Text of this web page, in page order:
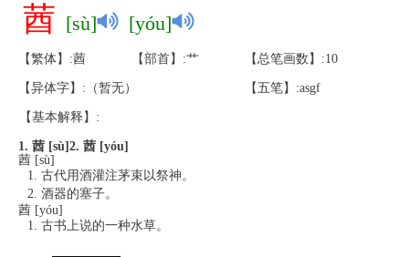
莤 [sù] [yóu]
【繁体】:莤 【部首】:艹 【总笔画数】:10
【异体字】:（暂无） 【五笔】:asgf
【基本解释】:
1. 莤 [sù] 2. 莤 [yóu]
莤 [sù]
古代用酒灌注茅束以祭神。
酒器的塞子。
莤 [yóu]
古书上说的一种水草。